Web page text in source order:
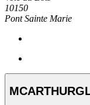
10150
Pont Sainte Marie